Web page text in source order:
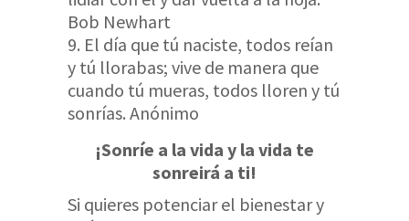
Bob Newhart
El día que tú naciste, todos reían
y tú llorabas; vive de manera que
cuando tú mueras, todos lloren y tú
sonrías. Anónimo
¡Sonríe a la vida y la vida te
sonreirá a ti!
Si quieres potenciar el bienestar y